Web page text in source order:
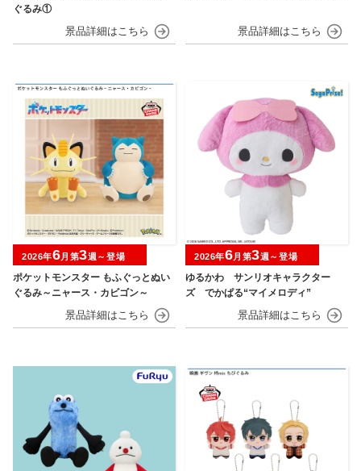
ぐるみ①
ポケットモンスター もふぐっとぬい
ぐるみ～ニャース・カビゴン～
2026年6月第3週～登場
ゆるかわ サンリオキャラクター
ズ でかぱる“マイメロディ”
2026年6月第3週～登場